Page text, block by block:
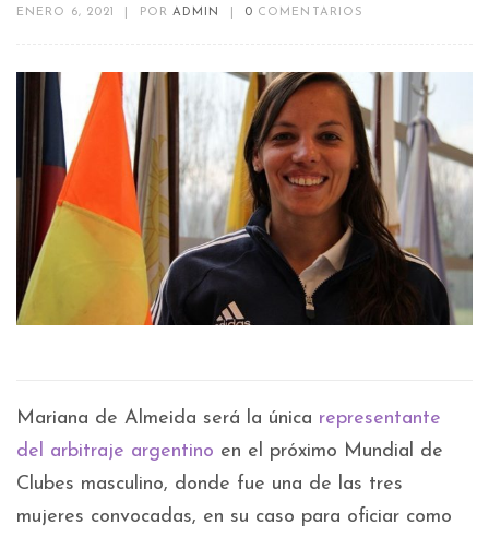
ENERO 6, 2021 PORADMIN 0 COMENTARIOS
Mariana de Almeida será la única representante
del arbitraje argentino en el próximo Mundial de
Clubes masculino, donde fue una de las tres
mujeres convocadas, en su caso para oficiar como